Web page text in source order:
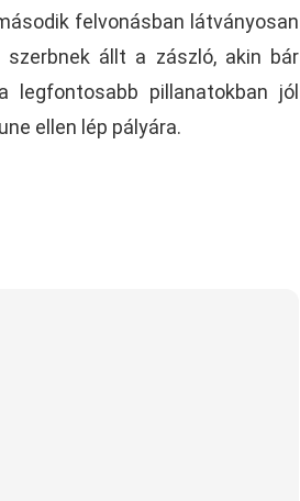
felvonásban látványosan
állt a zászló, akin bár
legfontosabb pillanatokban jól
ellen lép pályára.